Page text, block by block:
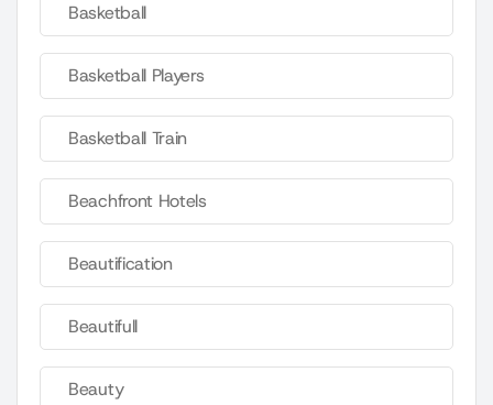
Basketball
Basketball Players
Basketball Train
Beachfront Hotels
Beautification
Beautifull
Beauty